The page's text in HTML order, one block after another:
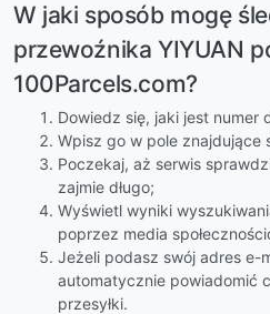
W jaki sposób mogę
przewoźnika YIYUAN
100Parcels.com?
Dowiedz się, jaki jest numer
Wpisz go w pole znajdujące
Poczekaj, aż serwis
zajmie długo;
Wyświetl wyniki
poprzez media
Jeżeli podasz swój adres e-
automatycznie powiadomić
przesyłki.